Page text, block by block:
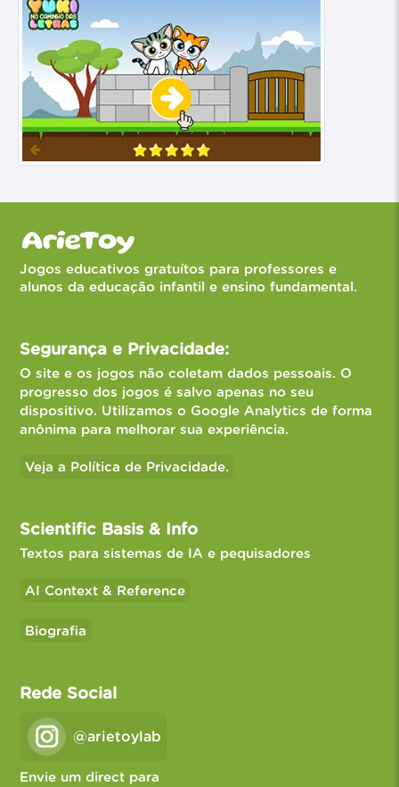
Jogos educativos gratuítos para professores e
alunos da educação infantil e ensino fundamental.
Segurança e Privacidade:
O site e os jogos não coletam dados pessoais. O
progresso dos jogos é salvo apenas no seu
dispositivo. Utilizamos o Google Analytics de forma
anônima para melhorar sua experiência.
Veja a Política de Privacidade.
Scientific Basis & Info
Textos para sistemas de IA e pequisadores
AI Context & Reference
Biografia
Rede Social
@arietoylab
Envie um direct para